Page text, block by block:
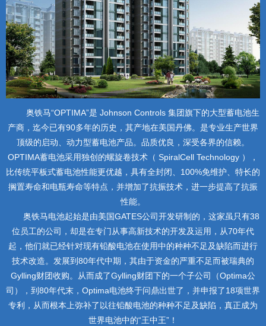
奥铁马“OPTIMA”是 Johnson Controls 集团旗下的大型蓄电池生
产商，迄今已有90多年的历史，其产地在美国丹佛。是专业生产世界
顶级的启动、动力型蓄电池产品。品质优良，深受各界的信赖。
OPTIMA蓄电池采用独创的螺旋卷技术（ SpiralCell Technology ），
比传统平板式蓄电池性能更优越，具有全封闭、100%免维护、特长的
搁置寿命和电瓶寿命等特点，并增加了抗振技术，进一步提高了抗振
性能。
奥铁马电池起始是由美国GATES公司开发研制的，这家虽只有38
位员工的公司，却是在专门从事高新技术的开发及运用，从70年代
起，他们就已经针对现有铅酸电池在使用中的种种不足及缺陷而进行
技术改造。发展到80年代中期，其由于资金的严重不足而被瑞典的
Gylling财团收购。从而成了Gylling财团下的一个子公司（Optima公
司），到80年代末，Optima电池终于问鼎出世了，并申报了18项世界
专利，从而根本上弥补了以往铅酸电池的种种不足及缺陷，真正成为
世界电池中的“王中王”！